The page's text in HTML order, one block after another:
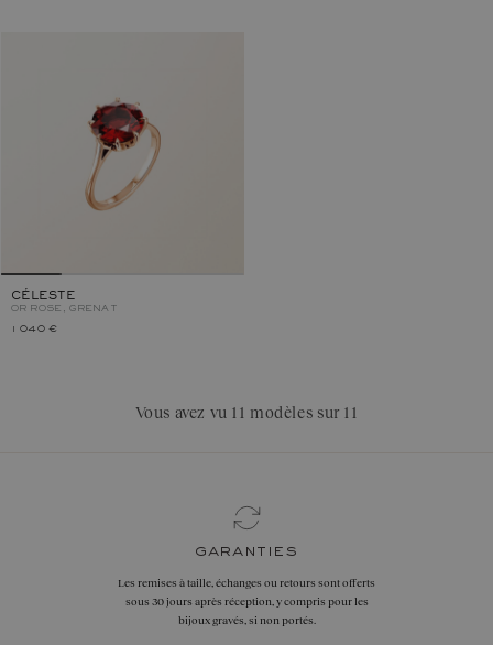
CÉLESTE
OR ROSE, GRENAT
1 040 €
Vous avez vu 11 modèles sur 11
garanties
Les remises à taille, échanges ou retours sont offerts
sous 30 jours après réception, y compris pour les
bijoux gravés, si non portés.